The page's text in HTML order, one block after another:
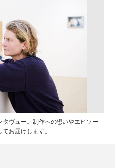
ヴュー。制作への想いやエピソー
お届けします。